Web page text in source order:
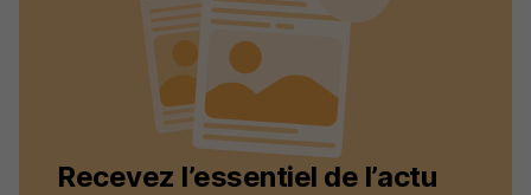
Recevez l’essentiel de l’actu